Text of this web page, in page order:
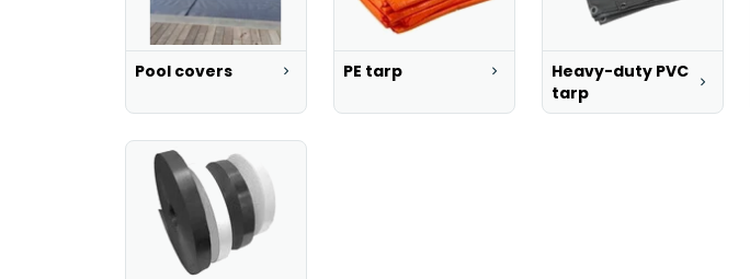
Pool covers PE tarp
Heavy-duty PVC
tarp